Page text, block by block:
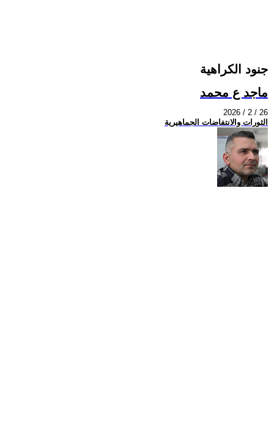
جنود الكراهية
ماجد ع محمد
2026 / 2 / 26
الثورات والانتفاضات الجماهيرية